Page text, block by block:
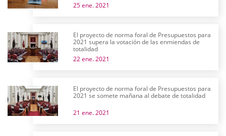
25 ene. 2021
El proyecto de norma foral de Presupuestos para
2021 supera la votación de las enmiendas de
totalidad
22 ene. 2021
El proyecto de norma foral de Presupuestos para
2021 se somete mañana al debate de totalidad
21 ene. 2021